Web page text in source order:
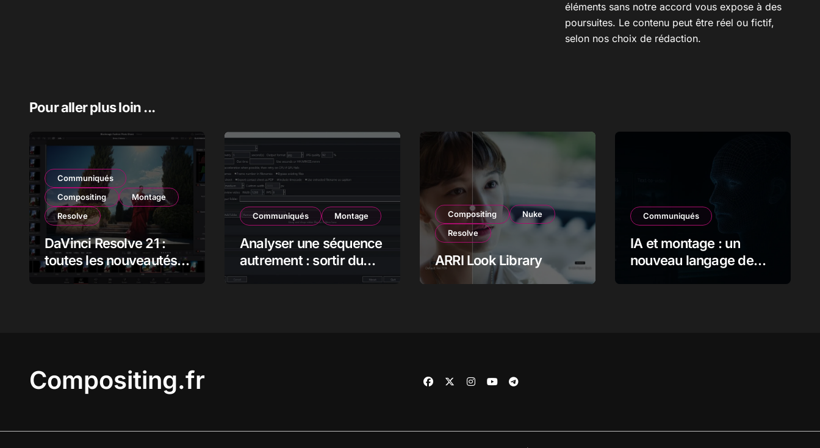
éléments sans notre accord vous expose à des
poursuites. Le contenu peut être réel ou fictif,
selon nos choix de rédaction.
Pour aller plus loin ...
Communiqués
Compositing
Montage
Resolve
DaVinci Resolve 21 :
toutes les nouveautés,
analyse et impact pour
Communiqués Montage
Analyser une séquence
autrement : sortir du
flux pour mieux voir
Compositing
Nuke
Resolve
ARRI Look Library
Communiqués
IA et montage : un
nouveau langage de
Compositing.fr